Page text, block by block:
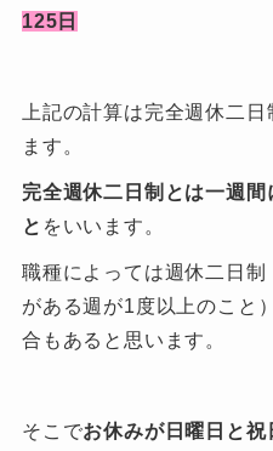
125日
上記の計算は完全週休二
ます。
完全週休二日制とは一週間
と をいいます。
職種によっては週休二日
がある週が1度以上のこと
合もあると思います。
そこでお休みが日曜日と